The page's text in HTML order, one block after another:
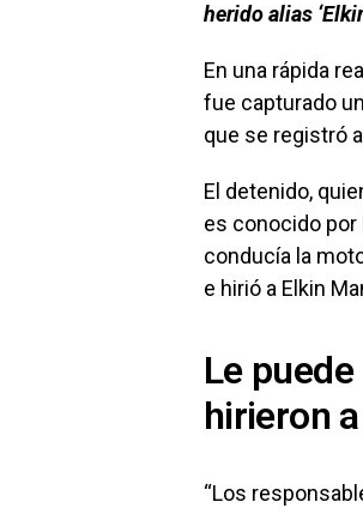
herido alias
En una rápida
fue capturado
que se registró
El detenido,
es conocido por
conducía la
e hirió a Elkin
Le
hirieron a
“Los